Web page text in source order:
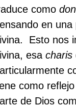
como
en
Esto nos
esa charis
como
de Dios